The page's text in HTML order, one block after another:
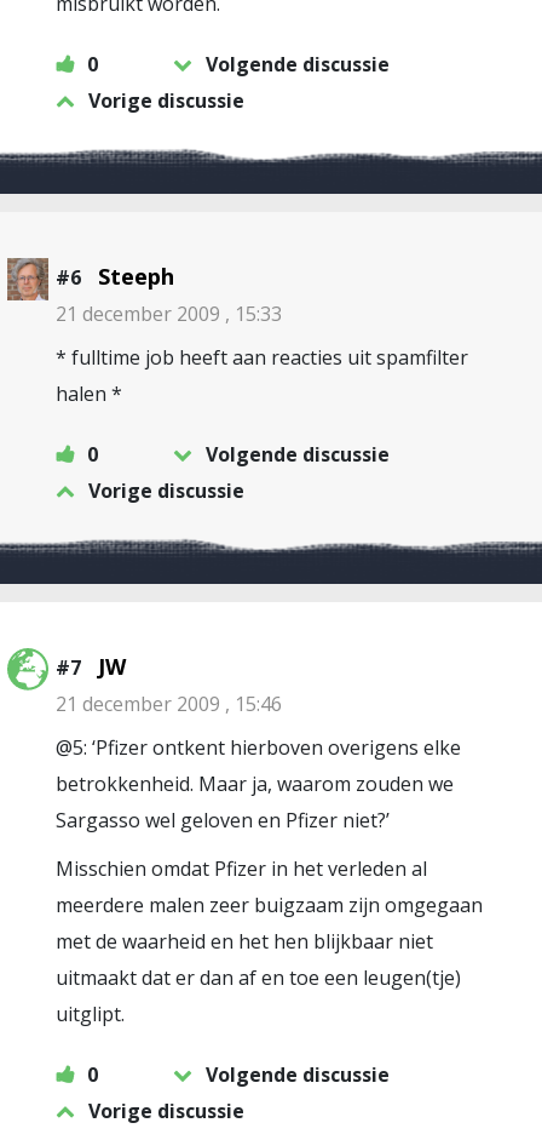
0
Volgende discussie
Vorige discussie
#6 Steeph
21 december 2009 , 15:33
* fulltime job heeft aan reacties uit spamfilter
halen *
0
Volgende discussie
Vorige discussie
#7 JW
21 december 2009 , 15:46
@5: ‘Pfizer ontkent hierboven overigens elke
betrokkenheid. Maar ja, waarom zouden we
Sargasso wel geloven en Pfizer niet?’
Misschien omdat Pfizer in het verleden al
meerdere malen zeer buigzaam zijn omgegaan
met de waarheid en het hen blijkbaar niet
uitmaakt dat er dan af en toe een leugen(tje)
uitglipt.
0
Volgende discussie
Vorige discussie